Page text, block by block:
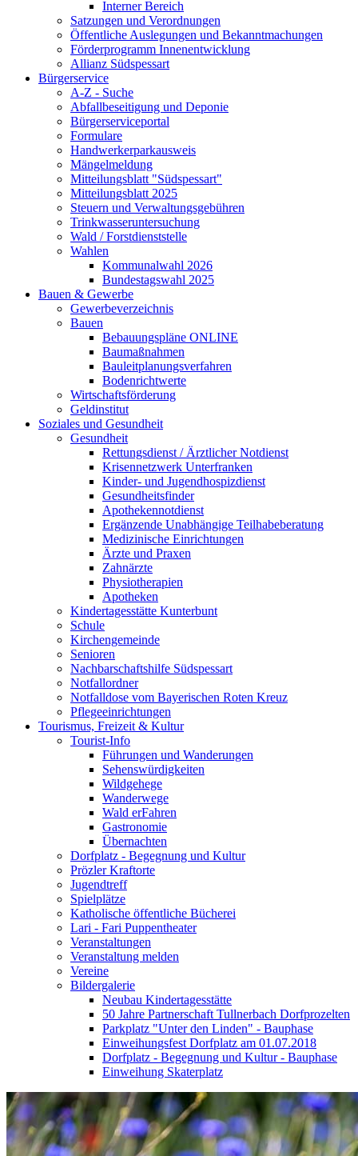
Interner Bereich
Satzungen und Verordnungen
Öffentliche Auslegungen und Bekanntmachungen
Förderprogramm Innenentwicklung
Allianz Südspessart
Bürgerservice
A-Z - Suche
Abfallbeseitigung und Deponie
Bürgerserviceportal
Formulare
Handwerkerparkausweis
Mängelmeldung
Mitteilungsblatt "Südspessart"
Mitteilungsblatt 2025
Steuern und Verwaltungsgebühren
Trinkwasseruntersuchung
Wald / Forstdienststelle
Wahlen
Kommunalwahl 2026
Bundestagswahl 2025
Bauen & Gewerbe
Gewerbeverzeichnis
Bauen
Bebauungspläne ONLINE
Baumaßnahmen
Bauleitplanungsverfahren
Bodenrichtwerte
Wirtschaftsförderung
Geldinstitut
Soziales und Gesundheit
Gesundheit
Rettungsdienst / Ärztlicher Notdienst
Krisennetzwerk Unterfranken
Kinder- und Jugendhospizdienst
Gesundheitsfinder
Apothekennotdienst
Ergänzende Unabhängige Teilhabeberatung
Medizinische Einrichtungen
Ärzte und Praxen
Zahnärzte
Physiotherapien
Apotheken
Kindertagesstätte Kunterbunt
Schule
Kirchengemeinde
Senioren
Nachbarschaftshilfe Südspessart
Notfallordner
Notfalldose vom Bayerischen Roten Kreuz
Pflegeeinrichtungen
Tourismus, Freizeit & Kultur
Tourist-Info
Führungen und Wanderungen
Sehenswürdigkeiten
Wildgehege
Wanderwege
Wald erFahren
Gastronomie
Übernachten
Dorfplatz - Begegnung und Kultur
Prözler Kraftorte
Jugendtreff
Spielplätze
Katholische öffentliche Bücherei
Lari - Fari Puppentheater
Veranstaltungen
Veranstaltung melden
Vereine
Bildergalerie
Neubau Kindertagesstätte
50 Jahre Partnerschaft Tullnerbach Dorfprozelten
Parkplatz "Unter den Linden" - Bauphase
Einweihungsfest Dorfplatz am 01.07.2018
Dorfplatz - Begegnung und Kultur - Bauphase
Einweihung Skaterplatz